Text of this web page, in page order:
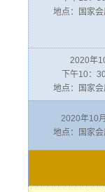
地点：国家
2020年
下午10：
地点：国家
2020年10
地点：国家